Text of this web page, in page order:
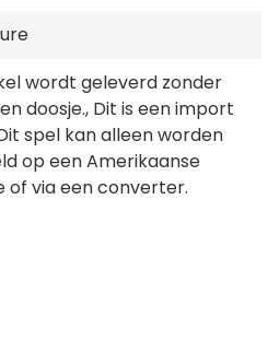
wordt geleverd zonder
doosje., Dit is een import
spel kan alleen worden
op een Amerikaanse
of via een converter.